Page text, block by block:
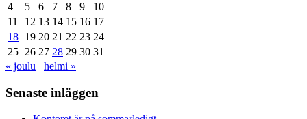
4
5 6 7 8 9
10
11
12 13 14 15 16 17
18 19 20 21 22 23 24
25 26 27 28 29 30 31
« joulu
helmi »
Senaste inläggen